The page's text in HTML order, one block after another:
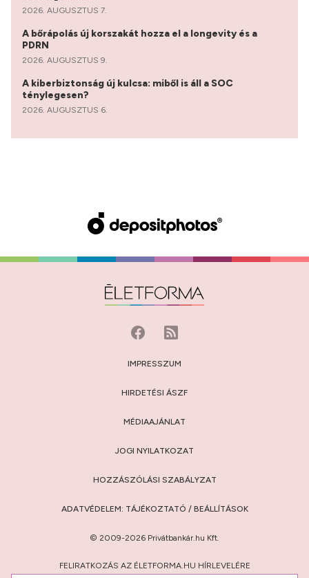
2026. AUGUSZTUS 7.
A bőrápolás új korszakát hozza el a longevity és a
PDRN
2026. AUGUSZTUS 9.
A kiberbiztonság új kulcsa: miből is áll a SOC
ténylegesen?
2026. AUGUSZTUS 6.
IMPRESSZUM
HIRDETÉSI ÁSZF
MÉDIAAJÁNLAT
JOGI NYILATKOZAT
HOZZÁSZÓLÁSI SZABÁLYZAT
ADATVÉDELEM: TÁJÉKOZTATÓ / BEÁLLÍTÁSOK
© 2009-2026 Privátbankár.hu Kft.
FELIRATKOZÁS AZ ÉLETFORMA.HU HÍRLEVELÉRE